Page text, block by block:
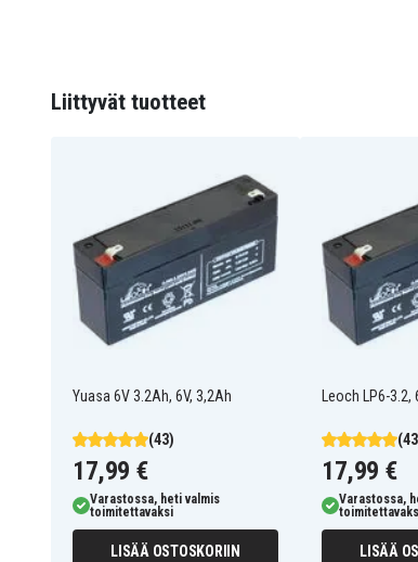
Merkki
Kapasiteetti 3,2 Ah
Pituus 134 mm
Leveys
Interstate
Interstate SLA0890
Johnson
Johnson Controls JC628
Kung Long
MK ES3-12 R
MK ES3-6
Liittyvät tuotteet
Yuasa 6V 3.2Ah, 6V, 3,2Ah
(43)
17,99 €
Varastossa, heti valmis
toimitettavaksi
LISÄÄ OSTOSKORIIN
Leoch LP6-3.2,
17,99 €
Varastossa,
LISÄÄ